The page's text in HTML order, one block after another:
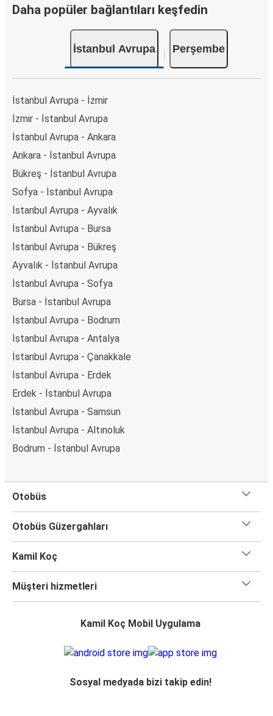
Daha popüler bağlantıları keşfedin
İstanbul Avrupa Perşembe
İstanbul Avrupa - İzmir
İzmir - İstanbul Avrupa
İstanbul Avrupa - Ankara
Ankara - İstanbul Avrupa
Bükreş - İstanbul Avrupa
Sofya - İstanbul Avrupa
İstanbul Avrupa - Ayvalık
İstanbul Avrupa - Bursa
İstanbul Avrupa - Bükreş
Ayvalık - İstanbul Avrupa
İstanbul Avrupa - Sofya
Bursa - İstanbul Avrupa
İstanbul Avrupa - Bodrum
İstanbul Avrupa - Antalya
İstanbul Avrupa - Çanakkale
İstanbul Avrupa - Erdek
Erdek - İstanbul Avrupa
İstanbul Avrupa - Samsun
İstanbul Avrupa - Altınoluk
Bodrum - İstanbul Avrupa
Otobüs
Otobüs Güzergahları
Kamil Koç
Müşteri hizmetleri
Kamil Koç Mobil Uygulama
Sosyal medyada bizi takip edin!